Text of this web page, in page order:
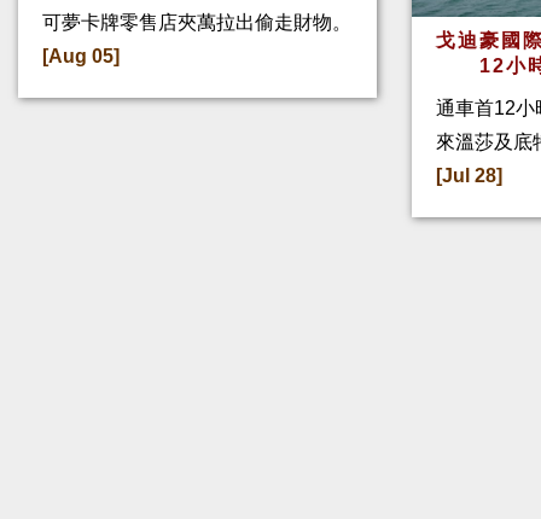
可夢卡牌零售店夾萬拉出偷走財物。
[Aug 05]
戈迪豪國
12小
通車首12小
來溫莎及底
[Jul 28]